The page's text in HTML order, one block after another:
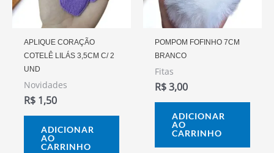
APLIQUE CORAÇÃO
COTELÊ LILÁS 3,5CM C/ 2
UND
Novidades
R$ 1,50
ADICIONAR
AO
CARRINHO
POMPOM FOFINHO 7CM
BRANCO
Fitas
R$3,00
ADICIONAR
AO
CARRINHO